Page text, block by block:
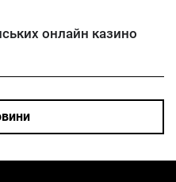
онлайн казино